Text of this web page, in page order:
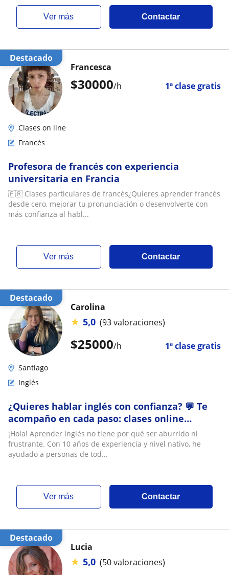
ver más Contactar
Destacado
$30000/h 1ª clase gratis
Francesca
Clases on line
Francés
Profesora de francés con experiencia
universitaria en Francia
🇫🇷 Clases particulares de francés¿Quieres aprender francés
desde cero, mejorar tu pronunciación o desenvolverte con
más confianza al habl...
ver más Contactar
Destacado
$25000/h 1ª clase gratis
Carolina
★ 5,0 (93 valoraciones)
Santiago
Inglés
¿Quieres hablar inglés con confianza? 💬 Te
acompaño en cada paso: clases online
adaptadas a tu ritmo, edad y necesidades.
Formación en USA y UK, Magíster en
Educación; con amplia experiencia en
¡Hola! Aprender inglés no tiene por qué ser aburrido ni
frustrante. Con 10 años de experiencia y nivel nativo, he
ayudado a personas de tod...
ver más Contactar
Destacado
Lucia
★ 5,0 (50 valoraciones)